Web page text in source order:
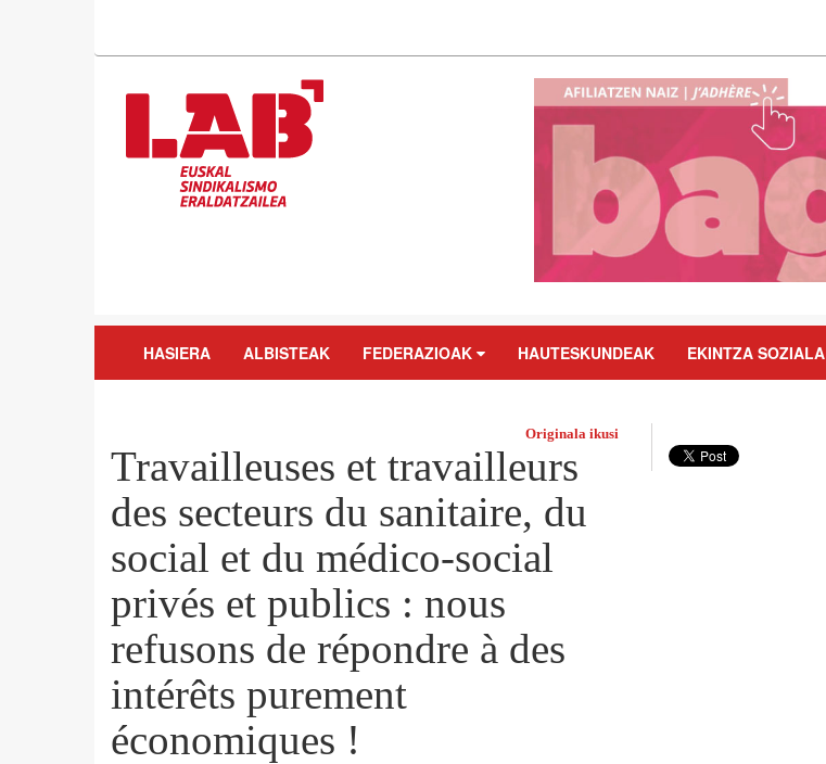
HASIERA ALBISTEAK FEDERAZIOAK HAUTESKUNDEAK EKINTZA SOZIALA
Originala ikusi
Travailleuses et travailleurs
des secteurs du sanitaire, du
social et du médico-social
privés et publics : nous
refusons de répondre à des
intérêts purement
économiques !